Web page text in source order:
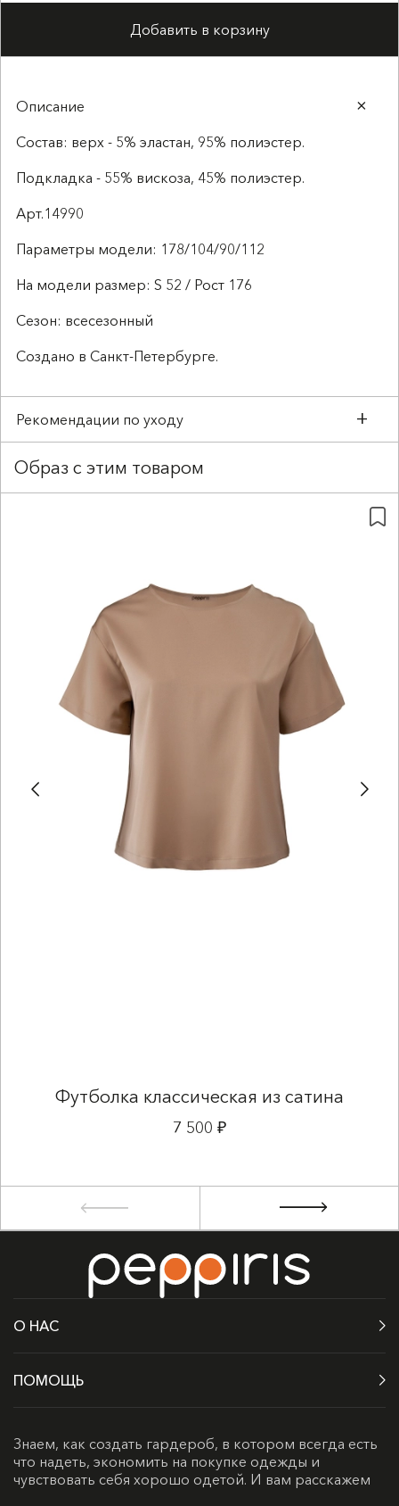
Добавить в корзину
Описание
Состав: верх - 5% эластан, 95% полиэстер.
Подкладка - 55% вискоза, 45% полиэстер.
Арт.14990
Параметры модели: 178/104/90/112
На модели размер: S 52 / Рост 176
Сезон: всесезонный
Создано в Санкт-Петербурге.
Рекомендации по уходу
Не замачивать
Не отжимать
Барабанная сушка запрещена
Сушить в тени в вертикальном положении
Образ с этим товаром
Футболка классическая из сатина
7 500 ₽
О НАС
ПОМОЩЬ
Знаем, как создать гардероб, в котором всегда есть
что надеть, экономить на покупке одежды и
чувствовать себя хорошо одетой. И вам расскажем